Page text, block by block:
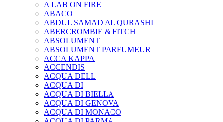
A LAB ON FIRE
ABACO
ABDUL SAMAD AL QURASHI
ABERCROMBIE & FITCH
ABSOLUMENT
ABSOLUMENT PARFUMEUR
ACCA KAPPA
ACCENDIS
ACQUA DELL
ACQUA DI
ACQUA DI BIELLA
ACQUA DI GENOVA
ACQUA DI MONACO